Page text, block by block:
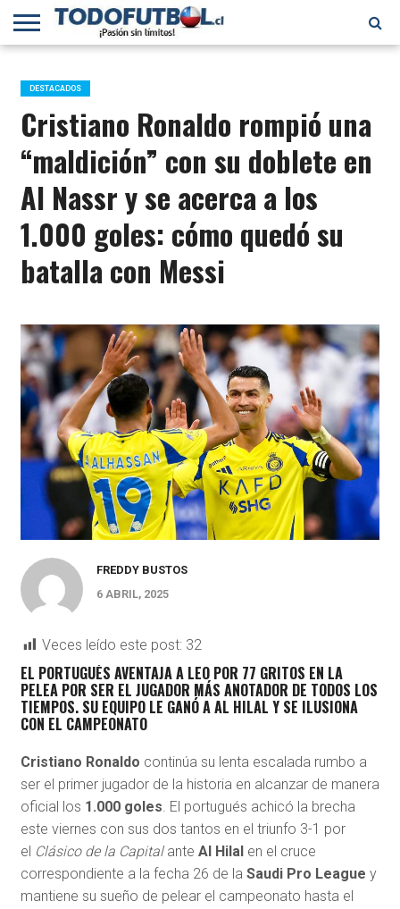
PRIMERA
B
SELECCIÓN
CHILENA
CHILENOS
EN EL
MUNDO
FÚTBOL
INTERNACIONAL
DESTACADOS
Cristiano Ronaldo rompió una
“maldición” con su doblete en
Al Nassr y se acerca a los
1.000 goles: cómo quedó su
batalla con Messi
FREDDY BUSTOS
6 ABRIL, 2025
Veces leído este post: 32
EL PORTUGUÉS AVENTAJA A LEO POR 77 GRITOS EN LA
PELEA POR SER EL JUGADOR MÁS ANOTADOR DE TODOS LOS
TIEMPOS. SU EQUIPO LE GANÓ A AL HILAL Y SE ILUSIONA
CON EL CAMPEONATO
Cristiano Ronaldo continúa su lenta escalada rumbo a
ser el primer jugador de la historia en alcanzar de manera
oficial los 1.000 goles. El portugués achicó la brecha
este viernes con sus dos tantos en el triunfo 3-1 por
el Clásico de la Capitalante Al Hilal en el cruce
correspondiente a la fecha 26 de la Saudi Pro League y
mantiene su sueño de pelear el campeonato hasta el